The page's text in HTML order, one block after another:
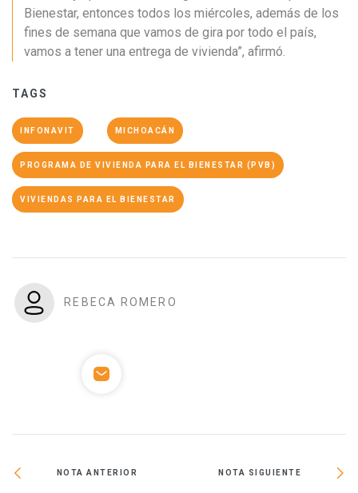
Bienestar, entonces todos los miércoles, además de los
fines de semana que vamos de gira por todo el país,
vamos a tener una entrega de vivienda”, afirmó.
TAGS
INFONAVIT MICHOACÁN
PROGRAMA DE VIVIENDA PARA EL BIENESTAR (PVB)
VIVIENDAS PARA EL BIENESTAR
REBECA ROMERO
NOTA ANTERIOR NOTA SIGUIENTE